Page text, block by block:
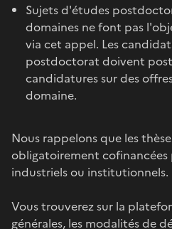
Sujets d'études
domaines ne font pas
via cet appel. Les
postdoctorat doivent
candidatures sur des
domaine.
Nous rappelons que les
obligatoirement cofinancées
industriels ou institutionnels.
Vous trouverez sur la
générales, les modalités de